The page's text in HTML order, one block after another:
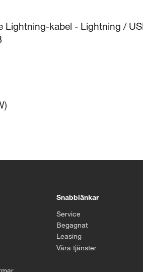
Lightning-kabel - Lightning /
Snabblänkar
Service
Begagnat
Leasing
Våra tjänster